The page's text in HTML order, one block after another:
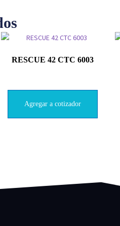
RESCUE 42 CTC 6003
Agregar a cotizador